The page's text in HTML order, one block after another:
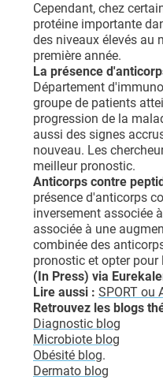
Cependant, chez
protéine importante
des niveaux élevés au
première année.
La présence
Département
groupe de patients
progression de la
aussi des signes
nouveau. Les
meilleur pronostic.
Anticorps contre
présence d'anticorps
inversement associée
associée à une
combinée des
pronostic et opter
(In Press) via
Lire aussi : SPORT ou
Retrouvez les blogs
Diagnostic blog
Microbiote blog
Obésité blog.
Dermato blog